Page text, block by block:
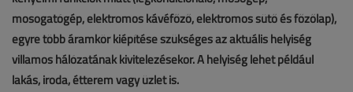
mosogatógép, elektromos kávéfőző, elektromos sütő és főzőlap),
egyre több áramkör kiépítése szükséges az aktuális helyiség
villamos hálózatának kivitelezésekor. A helyiség lehet például
lakás, iroda, étterem vagy üzlet is.